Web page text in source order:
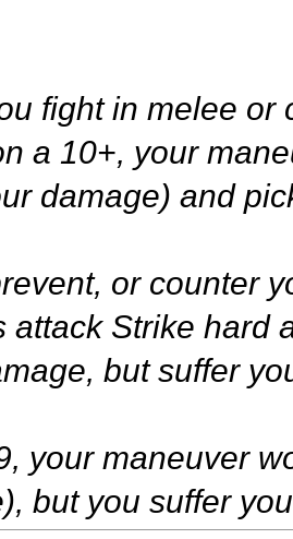
fight in melee or
a 10+, your
damage) and
or counter
attack Strike hard
but suffer
your maneuver
but you suffer